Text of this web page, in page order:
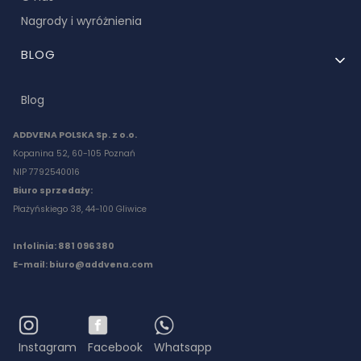
Nagrody i wyróżnienia
BLOG
Blog
ADDVENA POLSKA Sp. z o.o.
Kopanina 52, 60-105 Poznań
NIP 7792540016
Biuro sprzedaży:
Płażyńskiego 38, 44-100 Gliwice
Infolinia: 881 096 380
E-mail: biuro@addvena.com
Instagram Facebook Whatsapp